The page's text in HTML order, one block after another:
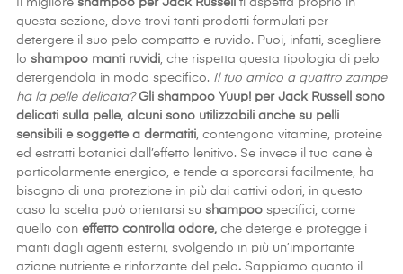
questa sezione, dove trovi tanti prodotti formulati per
detergere il suo pelo compatto e ruvido. Puoi, infatti, scegliere
lo shampoo manti ruvidi , che rispetta questa tipologia di pelo
detergendola in modo specifico. Il tuo amico a quattro zampe
ha la pelle delicata?Gli shampoo Yuup! per Jack Russell sono
delicati sulla pelle, alcuni sono utilizzabili anche su pelli
sensibili e soggette a dermatiti contengono vitamine, proteine
ed estratti botanici dall’effetto lenitivo. Se invece il tuo cane è
particolarmente energico, e tende a sporcarsi facilmente, ha
bisogno di una protezione in più dai cattivi odori, in questo
caso la scelta può orientarsi su shampoo specifici, come
quello con effetto controlla odore, che deterge e protegge i
manti dagli agenti esterni, svolgendo in più un’importante
azione nutriente e rinforzante del pelo. Sappiamo quanto il